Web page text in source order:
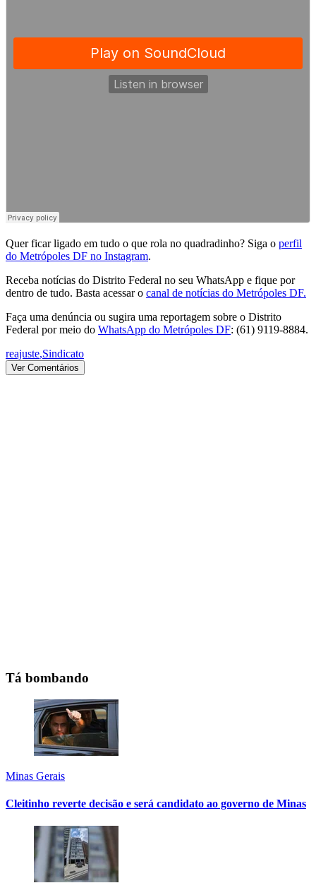
Quer ficar ligado em tudo o que rola no quadradinho? Siga o perfil
do Metrópoles DF no Instagram.
Receba notícias do Distrito Federal no seu WhatsApp e fique por
dentro de tudo. Basta acessar o canal de notícias do Metrópoles DF.
Faça uma denúncia ou sugira uma reportagem sobre o Distrito
Federal por meio do WhatsApp do Metrópoles DF: (61) 9119-8884.
reajuste,Sindicato
Ver Comentários
Tá bombando
Minas Gerais
Cleitinho reverte decisão e será candidato ao governo de Minas